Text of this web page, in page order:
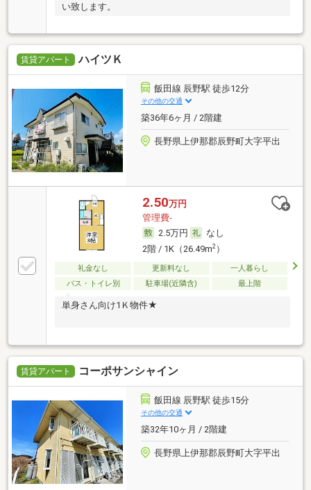
い致します。
賃貸アパート ハイツＫ
飯田線 辰野駅 徒歩12分
その他の交通
築36年6ヶ月 / 2階建
長野県上伊那郡辰野町大字平出
2.50万円
管理費-
2.5万円
なし
2階 / 1K（26.49m2）
礼金なし 更新料なし
一人暮らし
バス・トイレ別
駐車場(近隣含) 最上階
単身さん向け1Ｋ物件★
賃貸アパート コーポサンシャイン
飯田線 辰野駅 徒歩15分
その他の交通
築32年10ヶ月 / 2階建
長野県上伊那郡辰野町大字平出